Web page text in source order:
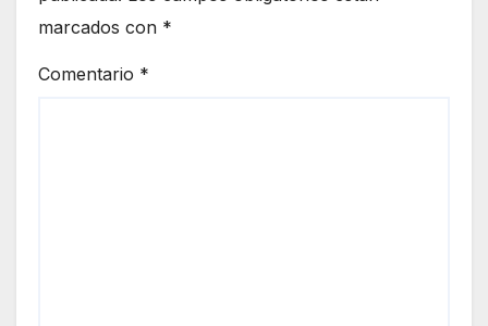
marcados con *
Comentario *